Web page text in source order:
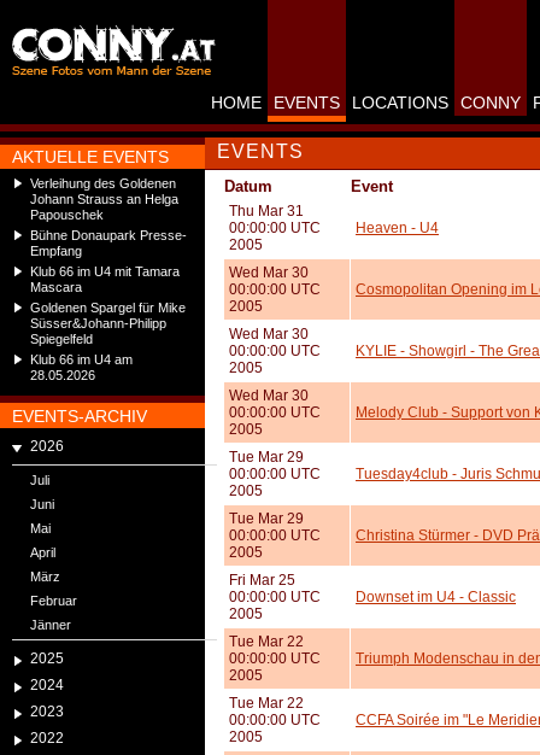
AKTUELLE EVENTS
Verleihung des Goldenen
Johann Strauss an Helga
Papouschek
Bühne Donaupark Presse-
Empfang
Klub 66 im U4 mit Tamara
Mascara
Goldenen Spargel für Mike
Süsser&Johann-Philipp
Spiegelfeld
Klub 66 im U4 am
28.05.2026
EVENTS-ARCHIV
2026
Juli
Juni
Mai
April
März
Februar
Jänner
2025
2024
2023
2022
HOME EVENTS LOCATIONS CONNY
EVENTS
Datum Event
Thu Mar 31
00:00:00 UTC
2005
Heaven - U4
Wed Mar 30
00:00:00 UTC
2005
Cosmopolitan Opening im
Wed Mar 30
00:00:00 UTC
2005
KYLIE - Showgirl - The
Wed Mar 30
00:00:00 UTC
2005
Melody Club - Support von
Tue Mar 29
00:00:00 UTC
2005
Tuesday4club - Juris
Tue Mar 29
00:00:00 UTC
2005
Christina Stürmer - DVD
Fri Mar 25
00:00:00 UTC
2005
Downset im U4 - Classic
Tue Mar 22
00:00:00 UTC
2005
Triumph Modenschau in
Tue Mar 22
00:00:00 UTC
2005
CCFA Soirée im "Le